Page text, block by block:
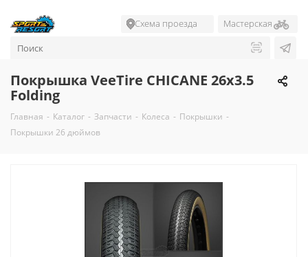
Схема проезда Мастерская
Покрышка VeeTire CHICANE 26x3.5
Folding
Главная - Каталог - Запчасти - Колеса - Покрышки -
Покрышки 26 дюймов